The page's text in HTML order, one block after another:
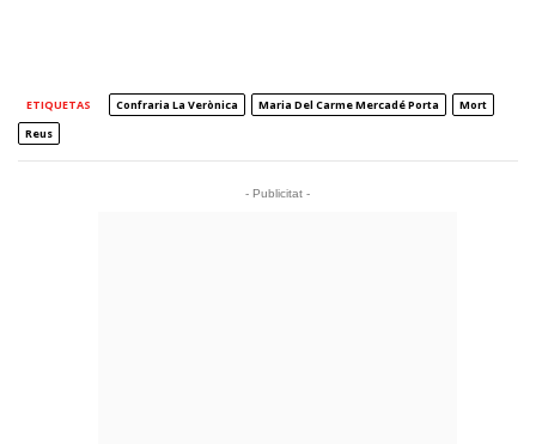
ETIQUETAS Confraria La Verònica Maria Del Carme Mercadé Porta
Mort
Reus
- Publicitat -